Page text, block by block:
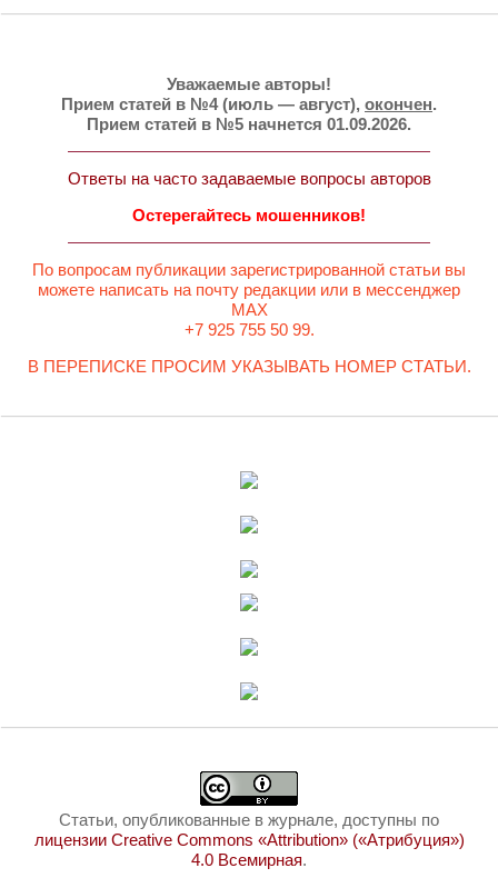
Уважаемые авторы!
Прием статей в №4 (июль — август), окончен.
Прием статей в №5 начнется 01.09.2026.
Ответы на часто задаваемые вопросы авторов
Остерегайтесь мошенников!
По вопросам публикации зарегистрированной статьи вы
можете написать на почту редакции или в мессенджер
MAX
+7 925 755 50 99.
В ПЕРЕПИСКЕ ПРОСИМ УКАЗЫВАТЬ НОМЕР СТАТЬИ.
Статьи, опубликованные в журнале, доступны по
лицензии Creative Commons «Attribution» («Атрибуция»)
4.0 Всемирная.